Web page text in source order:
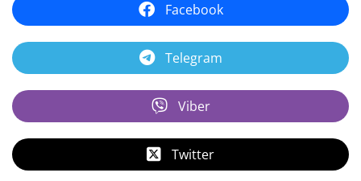
Facebook
Telegram
Viber
Twitter